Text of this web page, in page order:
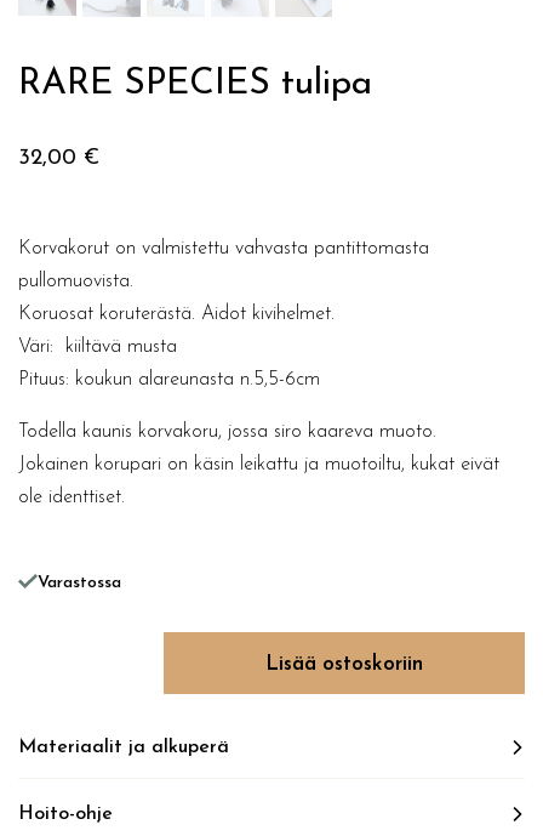
RARE SPECIES tulipa
32,00 €
Korvakorut on valmistettu vahvasta pantittomasta
pullomuovista.
Koruosat koruterästä. Aidot kivihelmet.
Väri: kiiltävä musta
Pituus: koukun alareunasta n.5,5-6cm
Todella kaunis korvakoru, jossa siro kaareva muoto.
Jokainen korupari on käsin leikattu ja muotoiltu, kukat eivät
ole identtiset.
Varastossa
Lisää ostoskoriin
Materiaalit ja alkuperä
Hoito-ohje